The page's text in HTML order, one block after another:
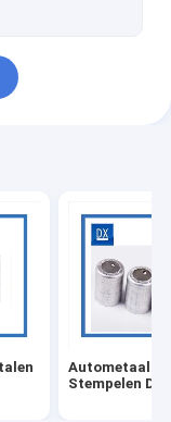
Autometaal
Stempelen